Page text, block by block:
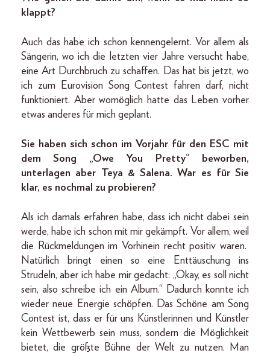
klappt?
Auch das habe ich schon kennengelernt. Vor allem als
Sängerin, wo ich die letzten vier Jahre versucht habe,
eine Art Durchbruch zu schaffen. Das hat bis jetzt, wo
ich zum Eurovision Song Contest fahren darf, nicht
funktioniert. Aber womöglich hatte das Leben vorher
etwas anderes für mich geplant.
Sie haben sich schon im Vorjahr für den ESC mit
dem Song „Owe You Pretty“ beworben,
unterlagen aber Teya & Salena. War es für Sie
klar, es nochmal zu probieren?
Als ich damals erfahren habe, dass ich nicht dabei sein
werde, habe ich schon mit mir gekämpft. Vor allem, weil
die Rückmeldungen im Vorhinein recht positiv waren.
Natürlich bringt einen so eine Enttäuschung ins
Strudeln, aber ich habe mir gedacht: „Okay, es soll nicht
sein, also schreibe ich ein Album.“ Dadurch konnte ich
wieder neue Energie schöpfen. Das Schöne am Song
Contest ist, dass er für uns Künstlerinnen und Künstler
kein Wettbewerb sein muss, sondern die Möglichkeit
bietet, die größte Bühne der Welt zu nutzen. Man